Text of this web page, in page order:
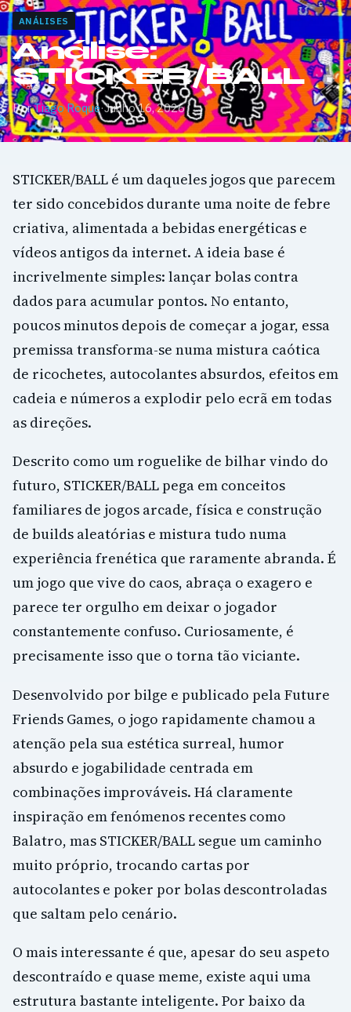
ANÁLISES
Análise:
STICKER/BALL
PorTiago Roque·Junho 16, 2026
STICKER/BALL é um daqueles jogos que parecem
ter sido concebidos durante uma noite de febre
criativa, alimentada a bebidas energéticas e
vídeos antigos da internet. A ideia base é
incrivelmente simples: lançar bolas contra
dados para acumular pontos. No entanto,
poucos minutos depois de começar a jogar, essa
premissa transforma-se numa mistura caótica
de ricochetes, autocolantes absurdos, efeitos em
cadeia e números a explodir pelo ecrã em todas
as direções.
Descrito como um roguelike de bilhar vindo do
futuro, STICKER/BALL pega em conceitos
familiares de jogos arcade, física e construção
de builds aleatórias e mistura tudo numa
experiência frenética que raramente abranda. É
um jogo que vive do caos, abraça o exagero e
parece ter orgulho em deixar o jogador
constantemente confuso. Curiosamente, é
precisamente isso que o torna tão viciante.
Desenvolvido por bilge e publicado pela Future
Friends Games, o jogo rapidamente chamou a
atenção pela sua estética surreal, humor
absurdo e jogabilidade centrada em
combinações improváveis. Há claramente
inspiração em fenómenos recentes como
Balatro, mas STICKER/BALL segue um caminho
muito próprio, trocando cartas por
autocolantes e poker por bolas descontroladas
que saltam pelo cenário.
O mais interessante é que, apesar do seu aspeto
descontraído e quase meme, existe aqui uma
estrutura bastante inteligente. Por baixo da